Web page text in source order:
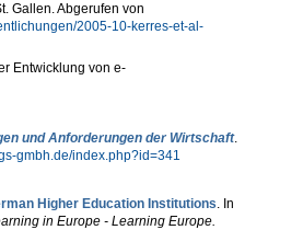
Gallen. Abgerufen von
2005-10-kerres-et-al-
Entwicklung von e-
und Anforderungen der Wirtschaft.
gmbh.de/index.php?id=341
Higher Education Institutions. In
in Europe - Learning Europe.